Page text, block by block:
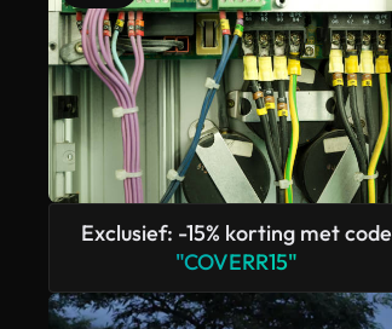
Exclusief: -15% korting met code
"COVERR15"